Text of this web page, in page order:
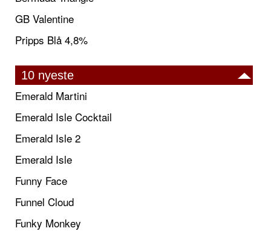
GB Valentine
Pripps Blå 4,8%
10 nyeste
Emerald Martini
Emerald Isle Cocktail
Emerald Isle 2
Emerald Isle
Funny Face
Funnel Cloud
Funky Monkey